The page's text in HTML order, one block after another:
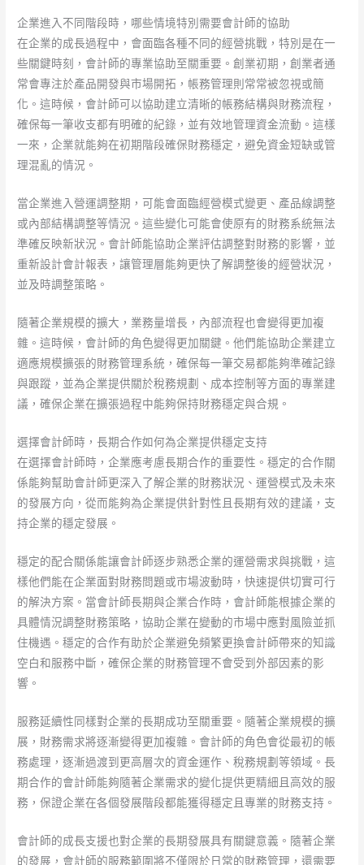
企業進入不同階段時，哪些情境特別需要會計師的協助
在企業的成長過程中，會面臨各種不同的經營挑戰，特別是在一
些關鍵時刻，會計師的專業協助至關重要。創業初期，創業者通
常會專注於產品開發與市場開拓，帳務管理則常常被忽視或簡
化。這時候，會計師可以協助建立清晰的帳務結構與財務流程，
確保每一筆收支都有明確的紀錄，並有效地管理資金流動。這樣
一來，企業就能夠在初期階段確保財務穩定，避免資金短缺或管
理混亂的情況。
當企業進入營運調整期，可能會面臨經營模式變更、產品線調整
或內部結構調整等情況。這些變化可能會使原有的財務系統無法
準確反映新狀況。會計師能協助企業評估調整對財務的影響，並
重新設計會計報表，讓管理層能夠更快了解調整後的經營狀況，
並及時調整策略。
隨著企業規模的擴大，業務量增長，內部流程也會變得更加複
雜。這時候，會計師的角色變得更加關鍵。他們能協助企業建立
適應規模擴張的財務管理系統，確保每一筆交易都能夠準確記錄
與跟蹤，並為企業提供關於稅務規劃、成本控制等方面的專業建
議，確保企業在擴張過程中能夠保持財務穩定與合規。
選擇會計師時，長期合作如何為企業提供穩定支持
在選擇會計師時，企業應考慮長期合作的重要性。穩定的合作關
係能夠幫助會計師更深入了解企業的財務狀況、運營模式及未來
的發展方向，從而能夠為企業提供針對性且長期有效的建議，支
持企業的穩定發展。
穩定的配合關係能讓會計師逐步熟悉企業的運營需求與挑戰，這
樣他們能在企業面對財務問題或市場波動時，快速提供切實可行
的解決方案。當會計師長期與企業合作時，會計師能根據企業的
具體情況調整財務策略，協助企業在變動的市場中應對風險並抓
住機遇。穩定的合作有助於企業避免頻繁更換會計師帶來的知識
空白和服務中斷，確保企業的財務管理不會受到外部因素的影
響。
服務延續性同樣對企業的長期成功至關重要。隨著企業規模的擴
展，財務需求將逐漸變得更加複雜。會計師的角色會從最初的帳
務處理，逐漸過渡到更高層次的資金運作、稅務規劃等領域。長
期合作的會計師能夠隨著企業需求的變化提供更精細且高效的服
務，保證企業在各個發展階段都能獲得穩定且專業的財務支持。
會計師的成長支援也對企業的長期發展具有關鍵意義。隨著企業
的發展，會計師的服務範圍將不僅限於日常的財務管理，還需要